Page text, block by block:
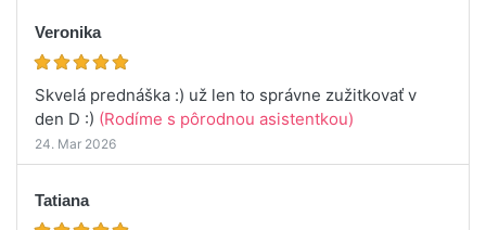
Veronika
Skvelá prednáška :) už len to správne zužitkovať v
den D :) (Rodíme s pôrodnou asistentkou)
24. Mar 2026
Tatiana